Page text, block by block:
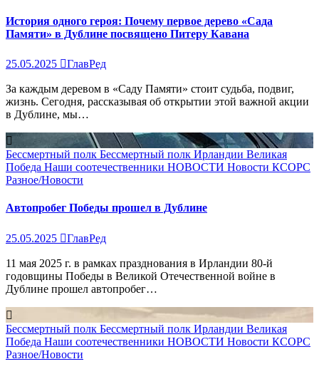
История одного героя: Почему первое дерево «Сада
Памяти» в Дублине посвящено Питеру Кавана
25.05.2025 ГлавРед
За каждым деревом в «Саду Памяти» стоит судьба, подвиг,
жизнь. Сегодня, рассказывая об открытии этой важной акции
в Дублине, мы…
Бессмертный полк Бессмертный полк Ирландии Великая
Победа Наши соотечественники НОВОСТИ Новости КСОРС
Разное/Новости
Автопробег Победы прошел в Дублине
25.05.2025 ГлавРед
11 мая 2025 г. в рамках празднования в Ирландии 80-й
годовщины Победы в Великой Отечественной войне в
Дублине прошел автопробег…
Бессмертный полк Бессмертный полк Ирландии Великая
Победа Наши соотечественники НОВОСТИ Новости КСОРС
Разное/Новости